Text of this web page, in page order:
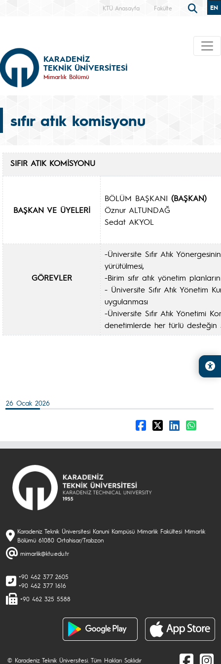
KTÜ Anasayfa Fakülte EN
KARADENİZ
TEKNİK ÜNİVERSİTESİ
Mimarlık Bölümü
sıfır atık komisyonu
SIFIR ATIK KOMİSYONU
BAŞKAN VE ÜYELERİ
BÖLÜM BAŞKANI (BAŞKAN)
Öznur ALTUNDAĞ
Sedat AKYOL
GÖREVLER
-Üniversite Sıfır Atık
yürütülmesi,
-Birim sıfır atık yönetim
- Üniversite Sıfır Atık Yönetim
uygulanması
-Üniversite Sıfır Atık Yönetimi
denetimlerde her türlü desteğin
26 Ocak 2026
Karadeniz Teknik Üniversitesi Kanuni Kampüsü Mimarlık Fakültesi Mimarlık
Bölümü 61080 Ortahisar/Trabzon
mimarlik@ktu.edu.tr
+90 462 377 2605
+90 462 377 1616
+90 462 325 5588
© Karadeniz Teknik Üniversitesi. Tüm Hakları Saklıdır